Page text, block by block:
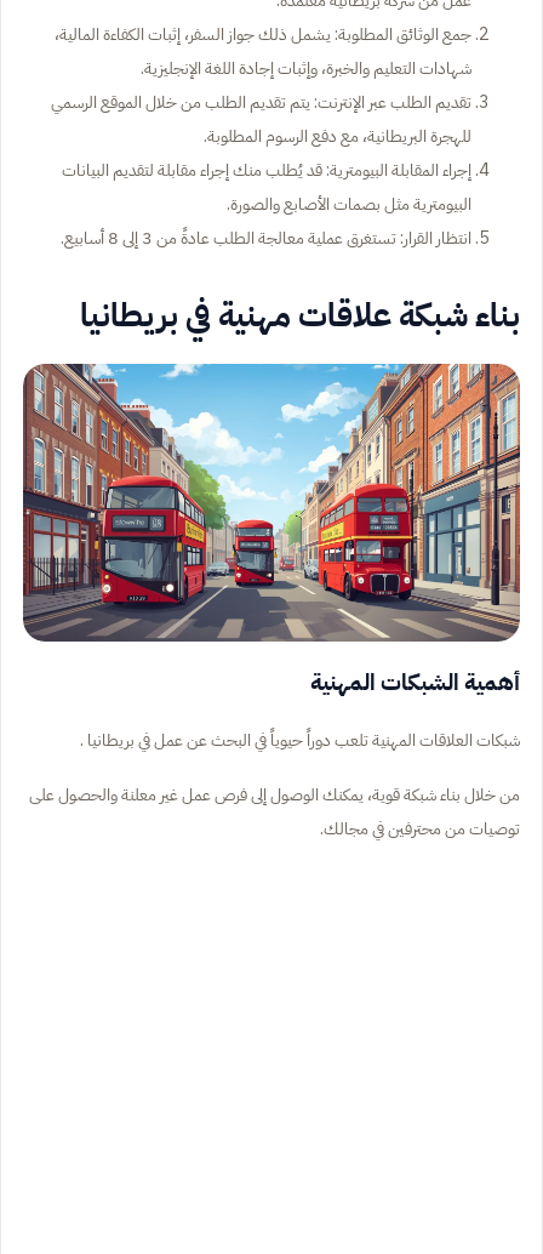
جمع الوثائق المطلوبة: يشمل ذلك جواز السفر، إثبات الكفاءة المالية،
شهادات التعليم والخبرة، وإثبات إجادة اللغة الإنجليزية.
تقديم الطلب عبر الإنترنت: يتم تقديم الطلب من خلال الموقع الرسمي
للهجرة البريطانية، مع دفع الرسوم المطلوبة.
إجراء المقابلة البيومترية: قد يُطلب منك إجراء مقابلة لتقديم البيانات
البيومترية مثل بصمات الأصابع والصورة.
انتظار القرار: تستغرق عملية معالجة الطلب عادةً من 3 إلى 8 أسابيع.
بناء شبكة علاقات مهنية في بريطانيا
أهمية الشبكات المهنية
شبكات العلاقات المهنية تلعب دوراً حيوياً في البحث عن عمل في بريطانيا .
من خلال بناء شبكة قوية، يمكنك الوصول إلى فرص عمل غير معلنة والحصول على
توصيات من محترفين في مجالك.